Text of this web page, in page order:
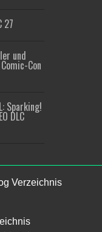
27
und
Con
Sparking!
DLC